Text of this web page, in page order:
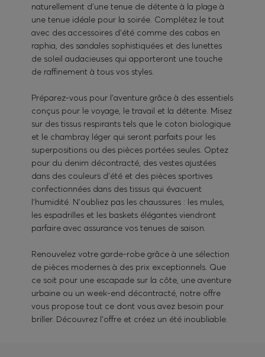
naturellement d’une tenue de détente à la plage à
une tenue idéale pour la soirée. Complétez le tout
avec des accessoires d’été comme des cabas en
raphia, des sandales sophistiquées et des lunettes
de soleil audacieuses qui apporteront une touche
de raffinement à tous vos styles.
Préparez-vous pour l’aventure grâce à des essentiels
conçus pour le voyage, le travail et la détente. Misez
sur des tissus respirants tels que le coton biologique
et le chambray léger qui seront parfaits pour les
superpositions ou des pièces portées seules. Optez
pour du denim décontracté, des vestes ajustées
dans des couleurs d’été et des pièces sportives
confectionnées dans des tissus qui évacuent
l’humidité. N’oubliez pas les chaussures : les mules,
les espadrilles et les baskets élégantes viendront
parfaire avec assurance vos tenues de saison.
Renouvelez votre garde-robe grâce à une sélection
de pièces modernes à des prix exceptionnels. Que
ce soit pour une escapade sur la côte, une aventure
urbaine ou un week-end décontracté, notre offre
vous propose tout ce dont vous avez besoin pour
briller. Découvrez l’offre et créez un été inoubliable.